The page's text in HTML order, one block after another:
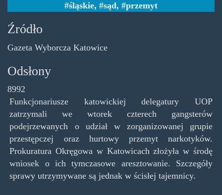
śląskie, sąd, przemyt
Źródło
Gazeta Wyborcza Katowice
Odsłony
8992
Funkcjonariusze katowickiej delegatury UOP
zatrzymali we wtorek czterech gangsterów
podejrzewanych o udział w zorganizowanej grupie
przestępczej oraz hurtowy przemyt narkotyków.
Prokuratura Okręgowa w Katowicach złożyła w środę
wniosek o ich tymczasowe aresztowanie. Szczegóły
sprawy utrzymywane są jednak w ścisłej tajemnicy.